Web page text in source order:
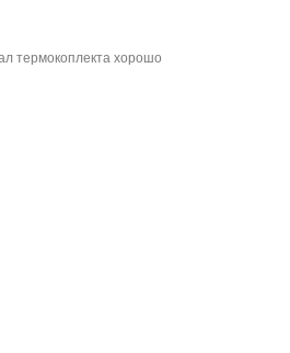
термокоплекта хорошо